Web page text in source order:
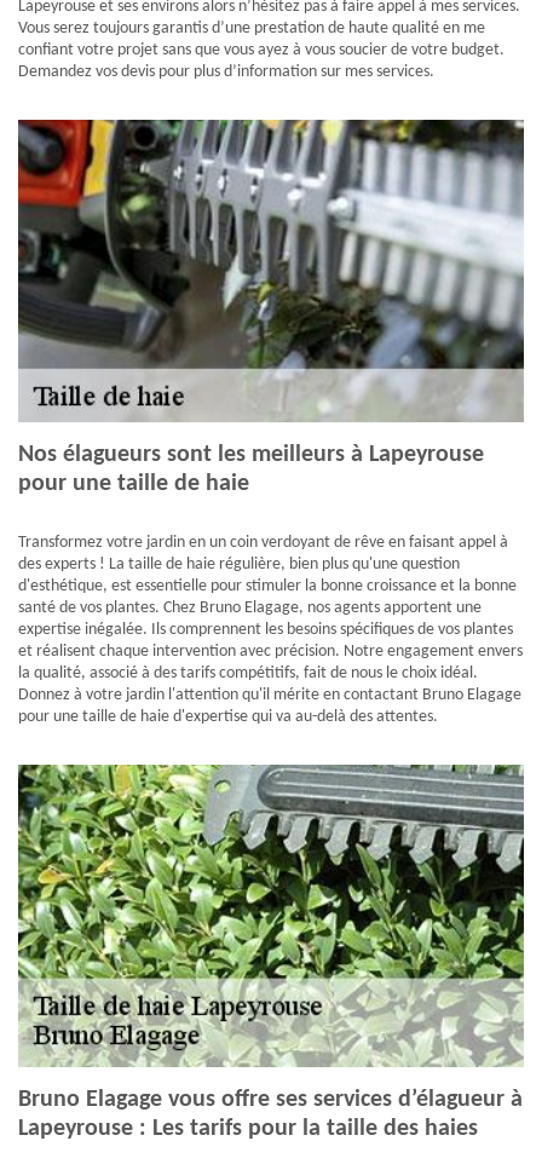
Lapeyrouse et ses environs alors n’hésitez pas à faire appel à mes services.
Vous serez toujours garantis d’une prestation de haute qualité en me
confiant votre projet sans que vous ayez à vous soucier de votre budget.
Demandez vos devis pour plus d’information sur mes services.
Nos élagueurs sont les meilleurs à Lapeyrouse
pour une taille de haie
Transformez votre jardin en un coin verdoyant de rêve en faisant appel à
des experts ! La taille de haie régulière, bien plus qu'une question
d'esthétique, est essentielle pour stimuler la bonne croissance et la bonne
santé de vos plantes. Chez Bruno Elagage, nos agents apportent une
expertise inégalée. Ils comprennent les besoins spécifiques de vos plantes
et réalisent chaque intervention avec précision. Notre engagement envers
la qualité, associé à des tarifs compétitifs, fait de nous le choix idéal.
Donnez à votre jardin l'attention qu'il mérite en contactant Bruno Elagage
pour une taille de haie d'expertise qui va au-delà des attentes.
Bruno Elagage vous offre ses services d’élagueur à
Lapeyrouse : Les tarifs pour la taille des haies